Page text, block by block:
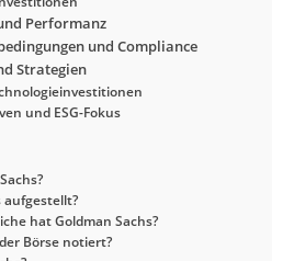
Performanz
und Compliance
Strategien
und ESG-Fokus
aufgestellt?
hat Goldman Sachs?
Börse notiert?